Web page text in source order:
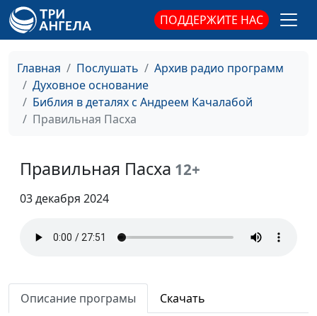
ПОДДЕРЖИТЕ НАС
Главная Послушать
Архив радио программ
Духовное основание
Библия в деталях с Андреем Качалабой
Правильная Пасха
Правильная Пасха 12+
03 декабря 2024
Описание програмы Скачать
Страх Божий
Андрей Качалаба,
священнослужитель
#123
Рождение свыше
священнослужитель
Последнее время
Андрей Качалаба,
священнослужитель
Бесполезные святыни
Сила Божьего слова #118
Я не грешу. Жизнь
христианина
Андрей Качалаба,